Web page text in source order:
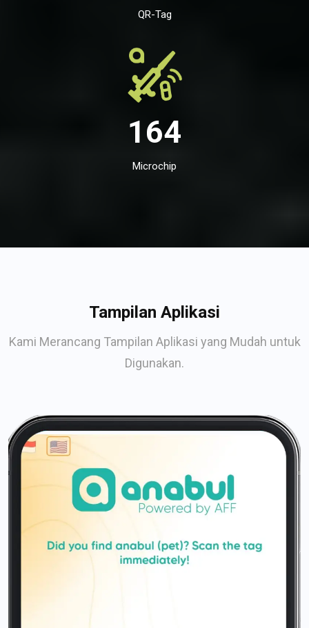
QR-Tag
164
Microchip
Tampilan Aplikasi
Kami Merancang Tampilan Aplikasi yang Mudah untuk
Digunakan.